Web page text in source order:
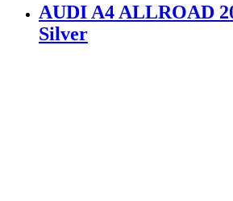
AUDI A4 ALLROAD
Silver